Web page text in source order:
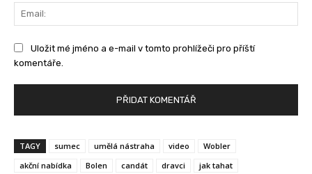
Uložit mé jméno a e-mail v tomto prohlížeči pro příští
komentáře.
TAGY sumec umělá nástraha video
Wobler
akční nabídka
Bolen candát dravci
jak tahat